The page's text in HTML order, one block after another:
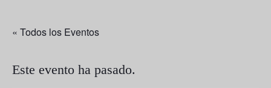
« Todos los Eventos
Este evento ha pasado.